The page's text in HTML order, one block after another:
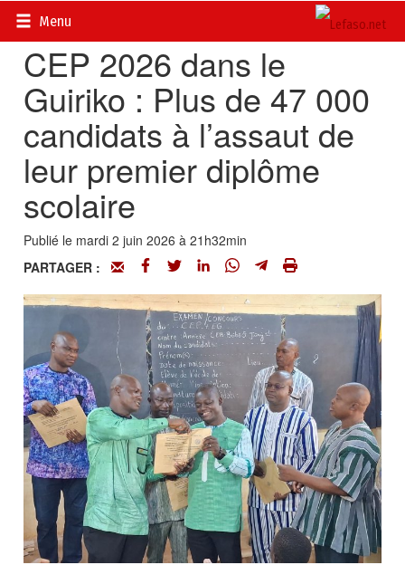
Menu
Accueil>
CEP 2026 dans le
Guiriko : Plus de 47 000
candidats à l’assaut de
leur premier diplôme
scolaire
Publié le mardi 2 juin 2026 à 21h32min
PARTAGER :